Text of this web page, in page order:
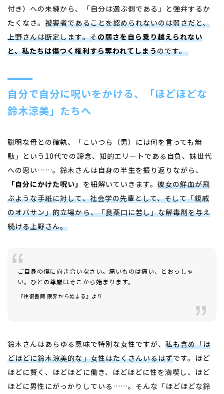
付き）への未練から、「自分は選ぶ側である」と強弁するか
たくなさ。被害者であることを認められないのは弱さだと、
上野さんは断定します。その弱さを自ら乗り越えられない
と、私たちは傷つく権利すら奪われてしまうのです。
自分で自分に呪いをかける、「ほどほどな
鈴木涼美」たちへ
聡明な母との確執、「こいつら（男）には何を言っても無
駄」という 10代での諦念、知的エリートである自負、妹世代
への思い……。鈴木さんは自身の半生を振り返りながら、
「自分にかけた呪い」 を紐解いていきます。彼女の鮮血が飛
ぶような手紙に対して、社会学の先輩として、そして「親戚
のオバサン」的立場から、「良薬口に苦し」な解毒剤を与え
続ける上野さん。
ご自身の傷に向き合いなさい。痛いものは痛い、とおっしゃ
い。ひとの尊厳はそこから始まります。
『往復書簡 限界から始まる』より
鈴木さんはあらゆる意味で特別な女性ですが、私も含め「ほ
どほどに鈴木涼美的な」女性はたくさんいるはずです。ほど
ほどに賢く、ほどほどに働き、ほどほどに性を満喫し、ほど
ほどに男性にがっかりしている……。そんな「ほどほどな鈴